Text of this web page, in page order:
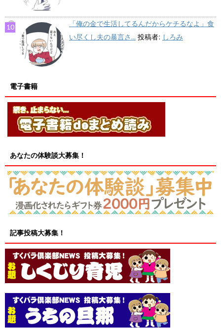
「俺の金で生活してるんだからケチるなよ」食
い尽くし夫の暴言さ... 投稿者: しろみ
電子書籍
あなたの体験談大募集！
記事投稿大募集！